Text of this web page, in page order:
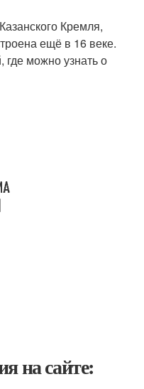
Кремля,
ещё в 16 веке.
где можно узнать о
на сайте: